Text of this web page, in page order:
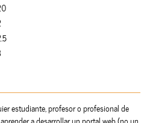
estudiante, profesor o profesional de